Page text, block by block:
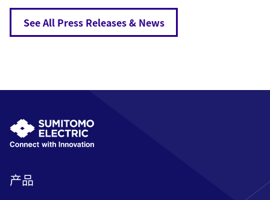
See All Press Releases & News
产品